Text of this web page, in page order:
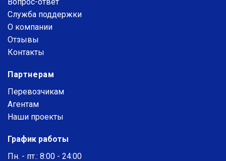
Служба поддержки
О компании
Отзывы
Контакты
Партнерам
Перевозчикам
Агентам
Наши проекты
График работы
Пн. - пт.: 8:00 - 24:00